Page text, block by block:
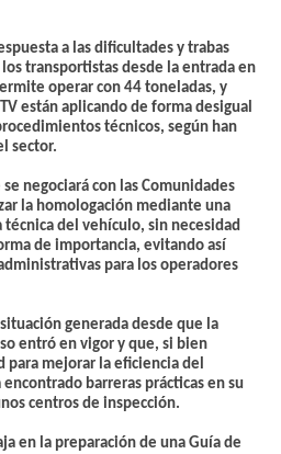
a las dificultades y trabas
transportistas desde la entrada en
operar con 44 toneladas, y
están aplicando de forma desigual
técnicos, según han
sector.
negociará con las Comunidades
la homologación mediante una
del vehículo, sin necesidad
de importancia, evitando así
para los operadores
generada desde que la
entró en vigor y que, si bien
para mejorar la eficiencia del
barreras prácticas en su
centros de inspección.
en la preparación de una Guía de